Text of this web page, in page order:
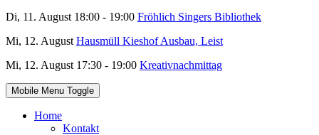
Di, 11. August 18:00 - 19:00 Fröhlich Singers Bibliothek
Mi, 12. August Hausmüll Kieshof Ausbau, Leist
Mi, 12. August 17:30 - 19:00 Kreativnachmittag
Mobile Menu Toggle
Home
Kontakt